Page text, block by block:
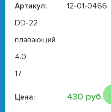
Артикул:
12-01-0466
DD-22
плавающий
4.0
17
Цена: 430 руб.